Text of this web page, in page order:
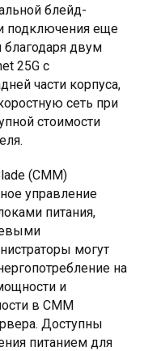
блейд-
подключения еще
двум
25G с
части корпуса,
сеть при
стоимости
(CMM)
управление
питания,
могут
на
и
в CMM
Доступны
питанием для